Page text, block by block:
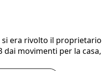
si era rivolto il proprietario
dai movimenti per la casa,